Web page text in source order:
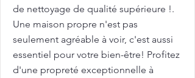
de nettoyage de qualité supérieure !.
Une maison propre n'est pas
seulement agréable à voir, c'est aussi
essentiel pour votre bien-être! Profitez
d'une propreté exceptionnelle à